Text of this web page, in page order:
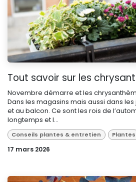
Tout savoir sur les
Novembre démarre et les
Dans les magasins mais aussi dans
et au balcon. Ce sont les rois de
longtemps et l...
Conseils plantes & entretien Plantes
17 mars 2026